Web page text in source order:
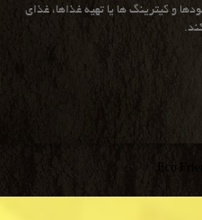
و كیترینگ ها یا تهیه غذاها، غذای
Eco